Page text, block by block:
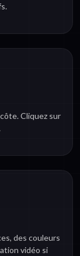
Cliquez sur
des couleurs
vidéo si